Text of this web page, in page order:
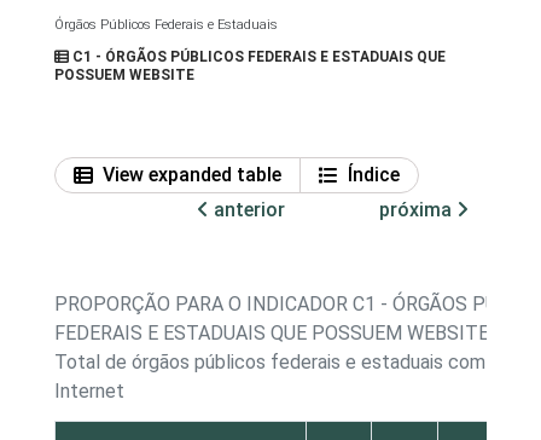
Órgãos Públicos Federais e Estaduais
C1 - ÓRGÃOS PÚBLICOS FEDERAIS E ESTADUAIS QUE
POSSUEM WEBSITE
View expanded table
Índice
anterior
próxima
PROPORÇÃO PARA O INDICADOR C1 - ÓRGÃOS
FEDERAIS E ESTADUAIS QUE POSSUEM WEBSITE
Total de órgãos públicos federais e estaduais com
Internet